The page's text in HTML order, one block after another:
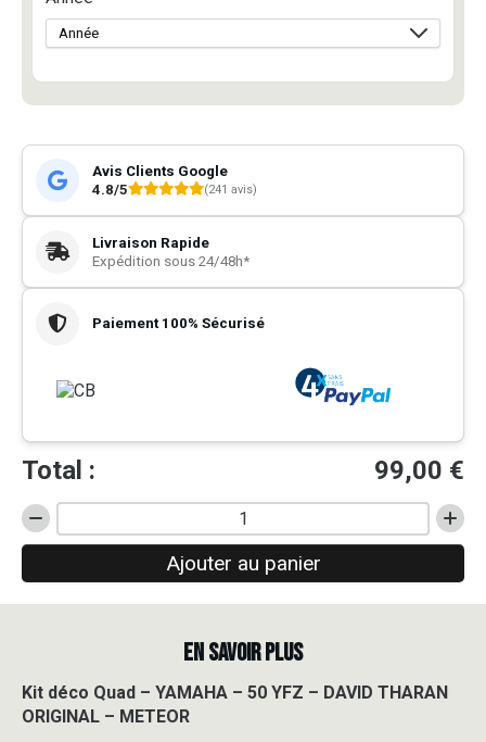
Avis Clients Google
4.8/5
(241 avis)
Livraison Rapide
Expédition sous 24/48h*
Paiement 100% Sécurisé
Total : 99,00 €
quantité
de
déco
Quad
50
YFZ
Ajouter au panier
EN SAVOIR PLUS
Kit déco Quad – YAMAHA – 50 YFZ – DAVID THARAN
ORIGINAL – METEOR